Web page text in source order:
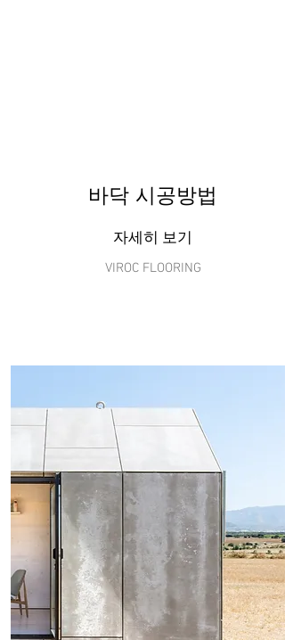
​바닥 시공방법
자세히 보기
VIROC FLOORING